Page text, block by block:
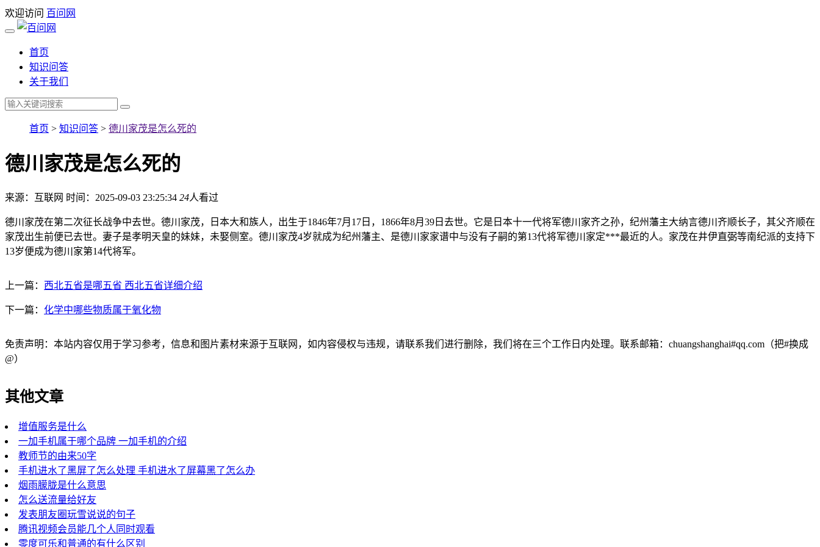
欢迎访问 百问网
首页
知识问答
关于我们
首页 > 知识问答 > 德川家茂是怎么死的
德川家茂是怎么死的
来源：互联网 时间：2025-09-03 23:25:34 24人看过
德川家茂在第二次征长战争中去世。德川家茂，日本大和族人，出生于1846年7月17日，1866年8月39日去世。它是日本十一代将军德川家齐之孙，纪州藩主大纳言德川齐顺长子，其父齐顺在
家茂出生前便已去世。妻子是孝明天皇的妹妹，未娶侧室。德川家茂4岁就成为纪州藩主、是德川家家谱中与没有子嗣的第13代将军德川家定***最近的人。家茂在井伊直弼等南纪派的支持下
13岁便成为德川家第14代将军。
上一篇： 西北五省是哪五省 西北五省详细介绍
下一篇： 化学中哪些物质属于氧化物
免责声明：本站内容仅用于学习参考，信息和图片素材来源于互联网，如内容侵权与违规，请联系我们进行删除，我们将在三个工作日内处理。联系邮箱：chuangshanghai#qq.com（把#换成
@）
其他文章
增值服务是什么
一加手机属于哪个品牌 一加手机的介绍
教师节的由来50字
手机进水了黑屏了怎么处理 手机进水了屏幕黑了怎么办
烟雨朦胧是什么意思
怎么送流量给好友
发表朋友圈玩雪说说的句子
腾讯视频会员能几个人同时观看
零度可乐和普通的有什么区别